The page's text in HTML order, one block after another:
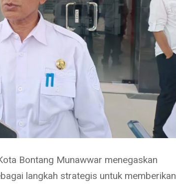
Bontang Munawwar menegaskan
langkah strategis untuk memberikan